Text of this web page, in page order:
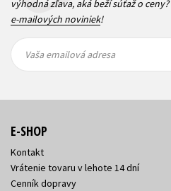
výhodná zľava, aká beží súťaž o ceny?
e-mailových noviniek!
emailová
emailová
Vaša emailová adresa
E-SHOP
Kontakt
Vrátenie tovaru v lehote 14 dní
Cenník dopravy